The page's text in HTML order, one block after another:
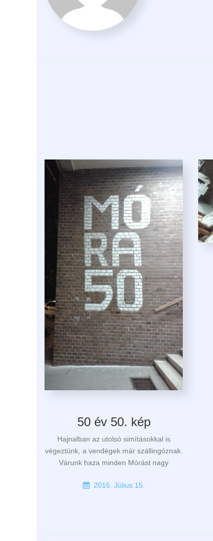
50 év 50. kép
Hajnalban az utolsó simításokkal is
végeztünk, a vendégek már szállingóznak.
Várunk haza minden Mórást nagy
2016. Július 15.